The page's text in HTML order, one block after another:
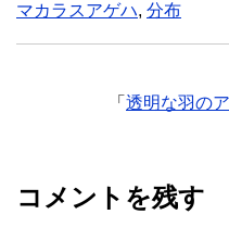
マカラスアゲハ, 分布
「 透明な羽の
コメントを残す